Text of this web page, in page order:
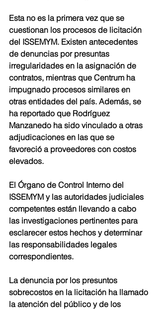
Esta no es la primera vez que se
cuestionan los procesos de licitación
del ISSEMYM. Existen antecedentes
de denuncias por presuntas
irregularidades en la asignación de
contratos, mientras que Centrum ha
impugnado procesos similares en
otras entidades del país. Además, se
ha reportado que Rodríguez
Manzanedo ha sido vinculado a otras
adjudicaciones en las que se
favoreció a proveedores con costos
elevados.
El Órgano de Control Interno del
ISSEMYM y las autoridades judiciales
competentes están llevando a cabo
las investigaciones pertinentes para
esclarecer estos hechos y determinar
las responsabilidades legales
correspondientes.
La denuncia por los presuntos
sobrecostos en la licitación ha llamado
la atención del público y de los